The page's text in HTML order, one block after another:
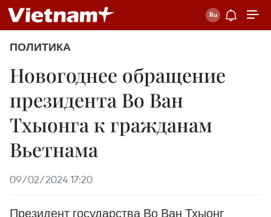
ПОЛИТИКА
Новогоднее обращение
президента Во Ван
Тхыонга к гражданам
Вьетнама
09/02/2024 17:20
Президент государства Во Ван Тхыонг